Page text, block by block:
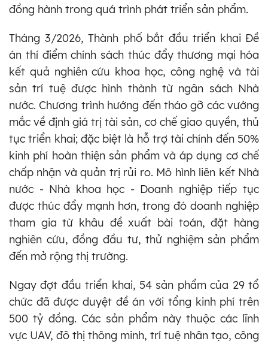
đồng hành trong quá trình phát triển sản phẩm.
Tháng 3/2026, Thành phố bắt đầu triển khai Đề
án thí điểm chính sách thúc đẩy thương mại hóa
kết quả nghiên cứu khoa học, công nghệ và tài
sản trí tuệ được hình thành từ ngân sách Nhà
nước. Chương trình hướng đến tháo gỡ các vướng
mắc về định giá trị tài sản, cơ chế giao quyền, thủ
tục triển khai; đặc biệt là hỗ trợ tài chính đến 50%
kinh phí hoàn thiện sản phẩm và áp dụng cơ chế
chấp nhận và quản trị rủi ro. Mô hình liên kết Nhà
nước - Nhà khoa học - Doanh nghiệp tiếp tục
được thúc đẩy mạnh hơn, trong đó doanh nghiệp
tham gia từ khâu đề xuất bài toán, đặt hàng
nghiên cứu, đồng đầu tư, thử nghiệm sản phẩm
đến mở rộng thị trường.
Ngay đợt đầu triển khai, 54 sản phẩm của 29 tổ
chức đã được duyệt đề án với tổng kinh phí trên
500 tỷ đồng. Các sản phẩm này thuộc các lĩnh
vực UAV, đô thị thông minh, trí tuệ nhân tạo, công